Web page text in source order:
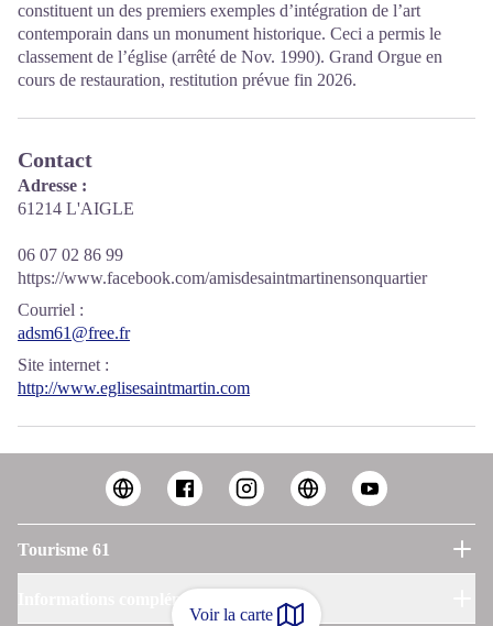
Voir la carte
constituent un des premiers exemples d’intégration de l’art
contemporain dans un monument historique. Ceci a permis le
classement de l’église (arrêté de Nov. 1990). Grand Orgue en
cours de restauration, restitution prévue fin 2026.
Contact
Adresse :
61214 L'AIGLE
06 07 02 86 99
https://www.facebook.com/amisdesaintmartinensonquartier
Courriel :
adsm61@free.fr
Site internet :
http://www.eglisesaintmartin.com
Tourisme 61
Informations complémentaires